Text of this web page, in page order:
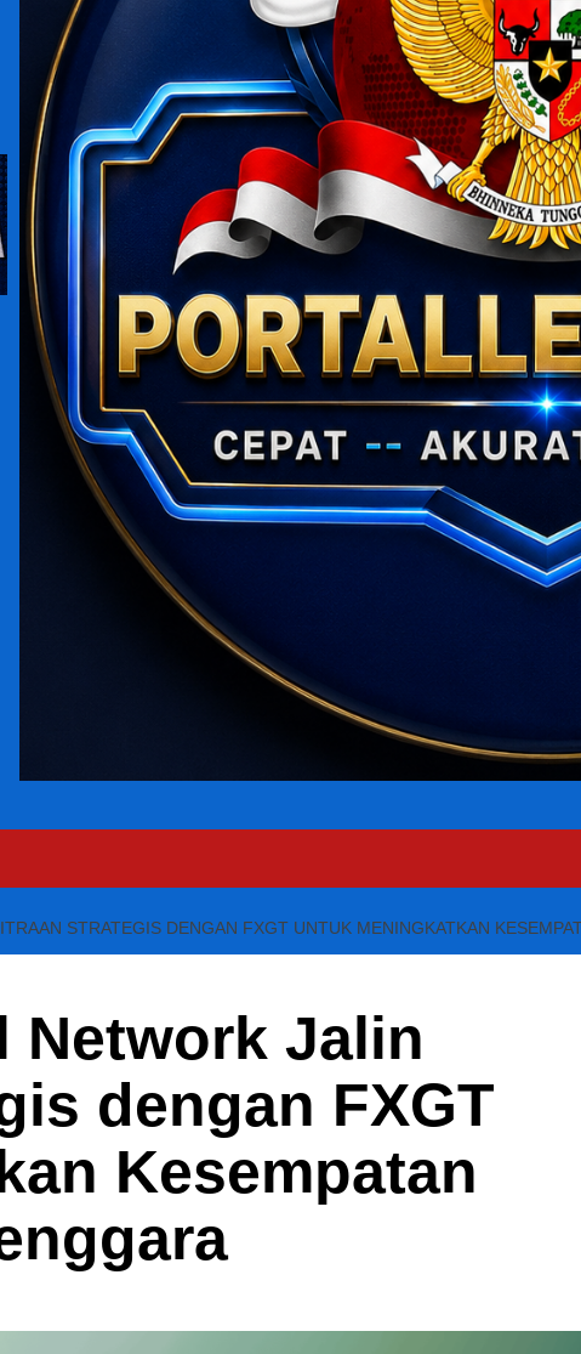
STRATEGIS DENGAN FXGT UNTUK MENINGKATKAN
Network Jalin
dengan FXGT
Kesempatan